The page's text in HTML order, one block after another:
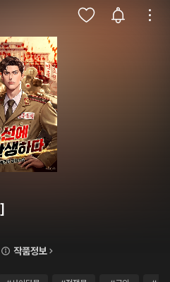
작품정보